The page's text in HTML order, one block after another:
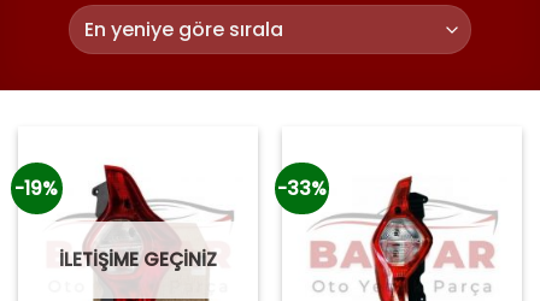
-19%
İLETİŞİME GEÇİNİZ
-33%